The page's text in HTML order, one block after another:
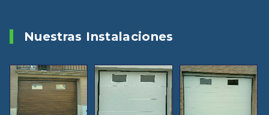
Nuestras Instalaciones